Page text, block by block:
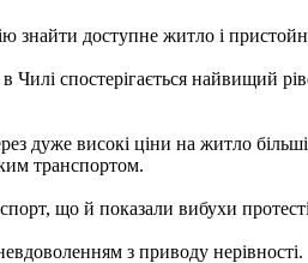
знайти доступне житло і
спостерігається найвищий
дуже високі ціни на житло
транспортом.
що й показали вибухи
з приводу нерівності.